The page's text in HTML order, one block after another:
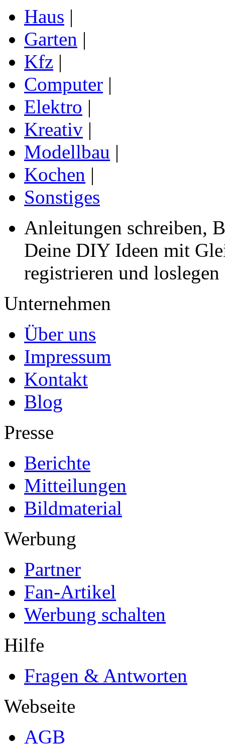
Haus |
Garten |
Kfz |
Computer |
Elektro |
Kreativ |
Modellbau |
Kochen |
Sonstiges
Anleitungen schreiben,
Deine DIY Ideen mit
registrieren und loslegen
Unternehmen
Über uns
Impressum
Kontakt
Blog
Presse
Berichte
Mitteilungen
Bildmaterial
Werbung
Partner
Fan-Artikel
Werbung schalten
Hilfe
Fragen & Antworten
Webseite
AGB